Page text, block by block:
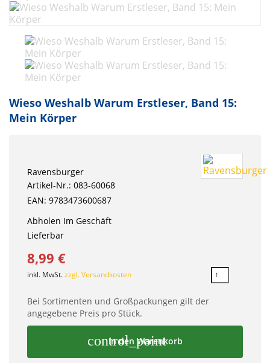
Wieso Weshalb Warum Erstleser, Band 15:
Mein Körper
Ravensburger
Artikel-Nr.: 083-60068
EAN: 9783473600687
Abholen Im Geschäft
Lieferbar
8,99 €
inkl. MwSt.zzgl. Versandkosten
Bei Sortimenten und Großpackungen gilt der
angegebene Preis pro Stück.
control_point
In den Warenkorb